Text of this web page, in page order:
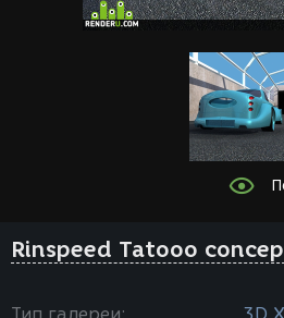
Rinspeed Tatooo